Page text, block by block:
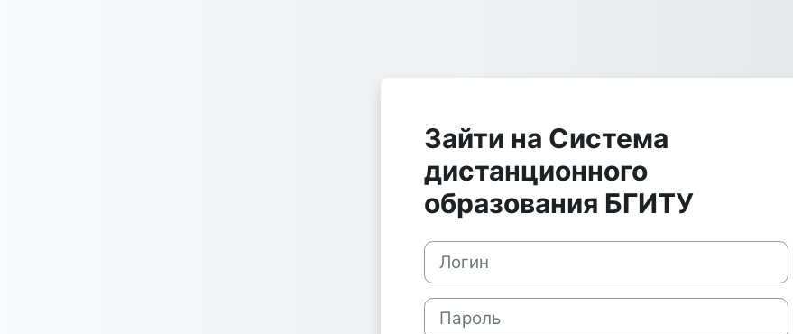
Зайти на Система
дистанционного
образования БГИТУ
Пропустить и перейти к созданию новой учетной записи
Логин
Пароль